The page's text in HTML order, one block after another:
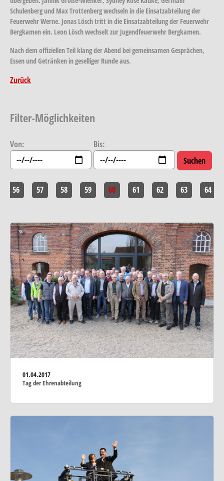
Schulenberg und Max Trottenberg wechseln in die Einsatzabteilung der
Feuerwehr Werne. Jonas Lösch tritt in die Einsatzabteilung der Feuerwehr
Bergkamen ein. Leon Lösch wechselt zur Jugendfeuerwehr Bergkamen.
Nach dem offiziellen Teil klang der Abend bei gemeinsamen Gesprächen,
Essen und Getränken in geselliger Runde aus.
Zurück
Filter-Möglichkeiten
Von: Bis:
56 57 58 59 60 61 62 63 64
01.04.2017
Tag der Ehrenabteilung